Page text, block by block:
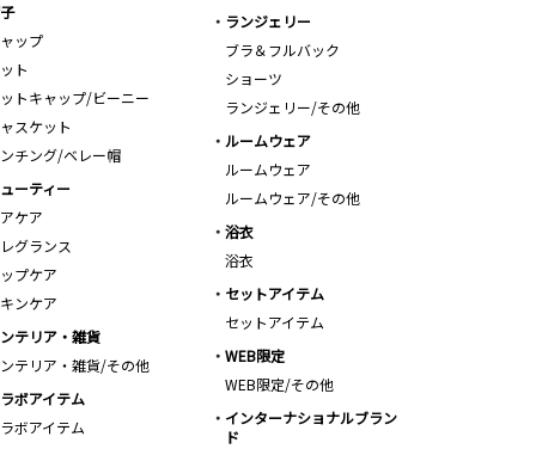
ップ
ト
トキャップ/ビーニー
スケット
チング/ベレー帽
ランジェリー
ブラ＆フルバック
ショーツ
ランジェリー/その他
ルームウェア
ルームウェア
ルームウェア/その他
ーティー
ケア
グランス
プケア
ンケア
浴衣
浴衣
セットアイテム
セットアイテム
テリア・雑貨
テリア・雑貨/その他
WEB限定
WEB限定/その他
ボアイテム
ボアイテム
インターナショナルブラン
ド